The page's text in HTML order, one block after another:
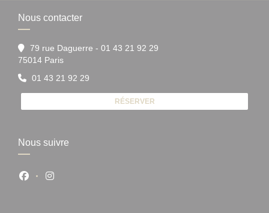
Nous contacter
79 rue Daguerre - 01 43 21 92 29
75014 Paris((ouvre une nouvelle fenêtre))
01 43 21 92 29
RÉSERVER
Nous suivre
Facebook ((ouvre une nouvelle fenêtre))
Instagram ((ouvre une nouvelle fenêtre))